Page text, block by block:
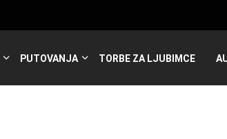
PUTOVANJA TORBE ZA LJUBIMCE